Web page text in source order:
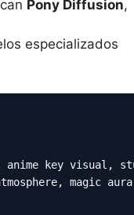
Pony Diffusion,
especializados
anime key visual,
magic aura